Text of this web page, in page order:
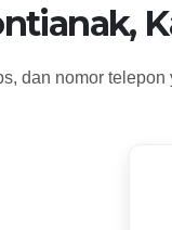
dan nomor